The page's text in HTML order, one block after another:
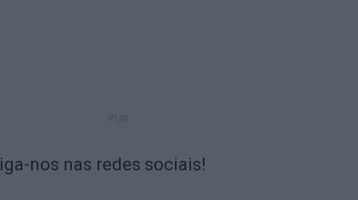
nos nas redes sociais!